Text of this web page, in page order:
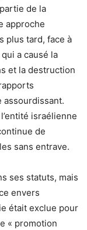
de la
approche
plus tard, face à
a causé la
et la destruction
assourdissant.
israélienne
de
sans entrave.
ses statuts, mais
envers
était exclue pour
« promotion